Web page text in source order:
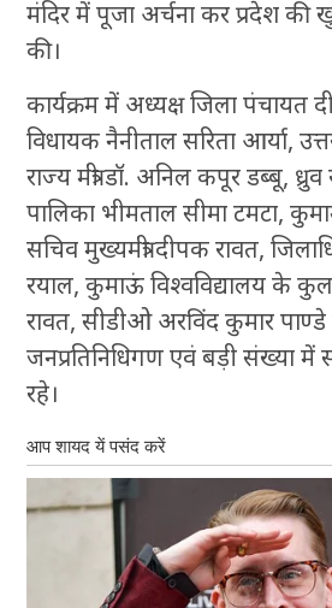
मंदिर में पूजा अर्चना कर प्रदेश की
की।
कार्यक्रम में अध्यक्ष जिला पंचायत
विधायक नैनीताल सरिता आर्या,
राज्य मंत्री डॉ. अनिल कपूर डब्बू,
पालिका भीमताल सीमा टमटा,
सचिव मुख्यमंत्री दीपक रावत,
रयाल, कुमाऊं विश्वविद्यालय के
रावत, सीडीओ अरविंद कुमार पाण्डे
जनप्रतिनिधिगण एवं बड़ी संख्या में
रहे।